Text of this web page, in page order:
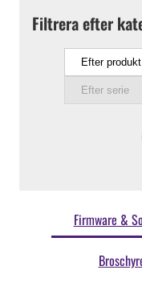
Filtrera efter
Firmware &